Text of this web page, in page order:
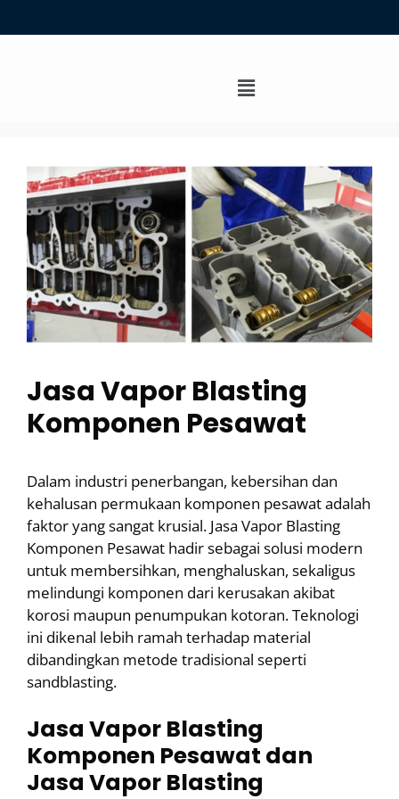
Jasa Vapor Blasting
Komponen Pesawat
Dalam industri penerbangan, kebersihan dan
kehalusan permukaan komponen pesawat adalah
faktor yang sangat krusial. Jasa Vapor Blasting
Komponen Pesawat hadir sebagai solusi modern
untuk membersihkan, menghaluskan, sekaligus
melindungi komponen dari kerusakan akibat
korosi maupun penumpukan kotoran. Teknologi
ini dikenal lebih ramah terhadap material
dibandingkan metode tradisional seperti
sandblasting.
Jasa Vapor Blasting
Komponen Pesawat dan
Jasa Vapor Blasting